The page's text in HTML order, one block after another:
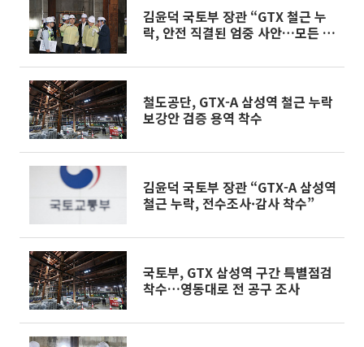
김윤덕 국토부 장관 “GTX 철근 누
락, 안전 직결된 엄중 사안…모든 보
철도공단, GTX-A 삼성역 철근 누락
보강안 검증 용역 착수
김윤덕 국토부 장관 “GTX-A 삼성역
철근 누락, 전수조사·감사 착수”
국토부, GTX 삼성역 구간 특별점검
착수…영동대로 전 공구 조사